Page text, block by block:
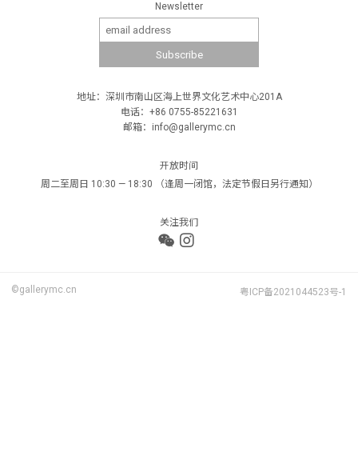
Newsletter
地址：深圳市南山区海上世界文化艺术中心201A
电话：+86 0755-85221631
邮箱：info@gallerymc.cn
开放时间
周二至周日 10:30 — 18:30 （逢周一闭馆，法定节假日另行通知）
关注我们
©gallerymc.cn 粤ICP备2021044523号-1